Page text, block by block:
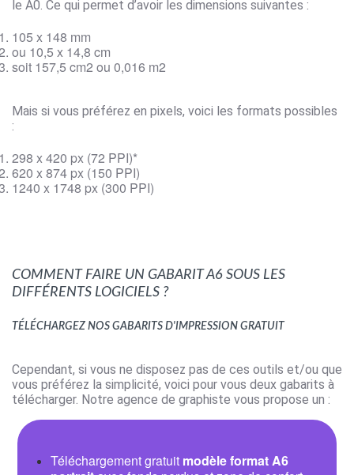
le A0. Ce qui permet d’avoir les dimensions suivantes :
105 x 148 mm
ou 10,5 x 14,8 cm
soit 157,5 cm2 ou 0,016 m2
Mais si vous préférez en pixels, voici les formats possibles
:
298 x 420 px (72 PPI)*
620 x 874 px (150 PPI)
1240 x 1748 px (300 PPI)
Comment faire un gabarit A6 sous les
différents logiciels ?
Téléchargez nos gabarits d'impression gratuit
Cependant, si vous ne disposez pas de ces outils et/ou que
vous préférez la simplicité, voici pour vous deux gabarits à
télécharger. Notre agence de graphiste vous propose un :
Téléchargement gratuit modèle format A6